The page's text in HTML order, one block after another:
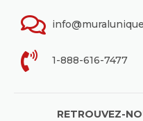
1-888-616-7477
RETROUVEZ-